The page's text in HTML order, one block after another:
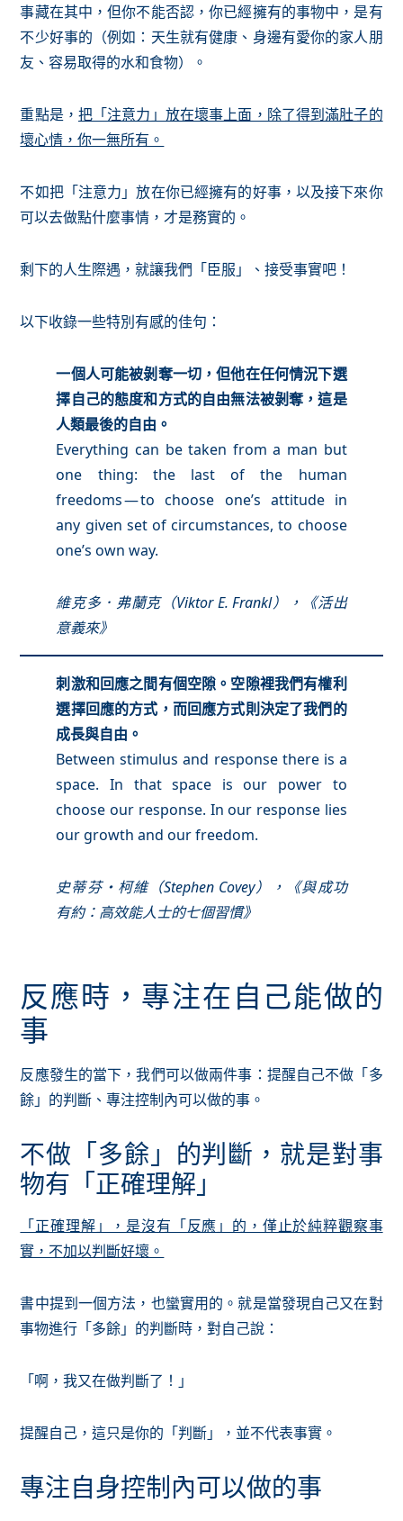
事藏在其中，但你不能否認，你已經擁有的事物中，是有
不少好事的（例如：天生就有健康、身邊有愛你的家人朋
友、容易取得的水和食物）。
重點是， 把「注意力」放在壞事上面，除了得到滿肚子的
壞心情，你一無所有。
不如把「注意力」放在你已經擁有的好事，以及接下來你
可以去做點什麼事情，才是務實的。
剩下的人生際遇，就讓我們「臣服」、接受事實吧！
以下收錄一些特別有感的佳句：
一個人可能被剝奪一切，但他在任何情況下選
擇自己的態度和方式的自由無法被剝奪，這是
人類最後的自由。
Everything can be taken from a man but
one thing: the last of the human
freedoms — to choose one’s attitude in
any given set of circumstances, to choose
one’s own way.
維克多．弗蘭克（Viktor E. Frankl），《活出
意義來》
刺激和回應之間有個空隙。空隙裡我們有權利
選擇回應的方式，而回應方式則決定了我們的
成長與自由。
Between stimulus and response there is a
space. In that space is our power to
choose our response. In our response lies
our growth and our freedom.
史蒂芬・柯維（Stephen Covey），《與成功
有約：高效能人士的七個習慣》
反應時，專注在自己能做的
事
反應發生的當下，我們可以做兩件事：提醒自己不做「多
餘」的判斷、專注控制內可以做的事。
不做「多餘」的判斷，就是對事
物有「正確理解」
「正確理解」，是沒有「反應」的，僅止於純粹觀察事
實，不加以判斷好壞。
書中提到一個方法，也蠻實用的。就是當發現自己又在對
事物進行「多餘」的判斷時，對自己說：
「啊，我又在做判斷了！」
提醒自己，這只是你的「判斷」，並不代表事實。
專注自身控制內可以做的事